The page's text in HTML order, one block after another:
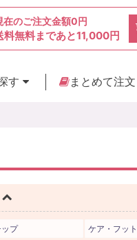
在のご注文金額0円
料無料まであと11,000円
す
まとめて注文
プ ケア・フッ